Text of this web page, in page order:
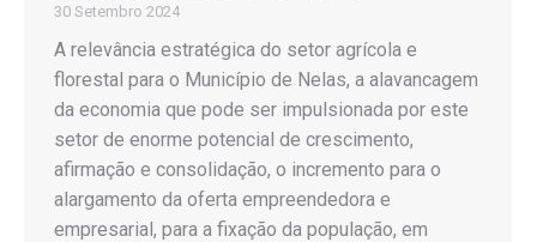
30 Setembro 2024
A relevância estratégica do setor agrícola e
florestal para o Município de Nelas, a alavancagem
da economia que pode ser impulsionada por este
setor de enorme potencial de crescimento,
afirmação e consolidação, o incremento para o
alargamento da oferta empreendedora e
empresarial, para a fixação da população, em